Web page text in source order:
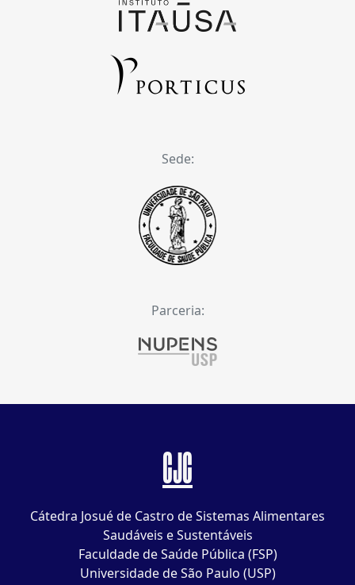
Sede:
Parceria:
CJC
Cátedra Josué de Castro de Sistemas Alimentares
Saudáveis e Sustentáveis
Faculdade de Saúde Pública (FSP)
Universidade de São Paulo (USP)